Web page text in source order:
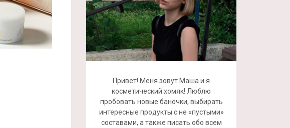
Привет! Меня зовут Маша и я
косметический хомяк! Люблю
пробовать новые баночки, выбирать
интересные продукты с не «пустыми»
составами, а также писать обо всем